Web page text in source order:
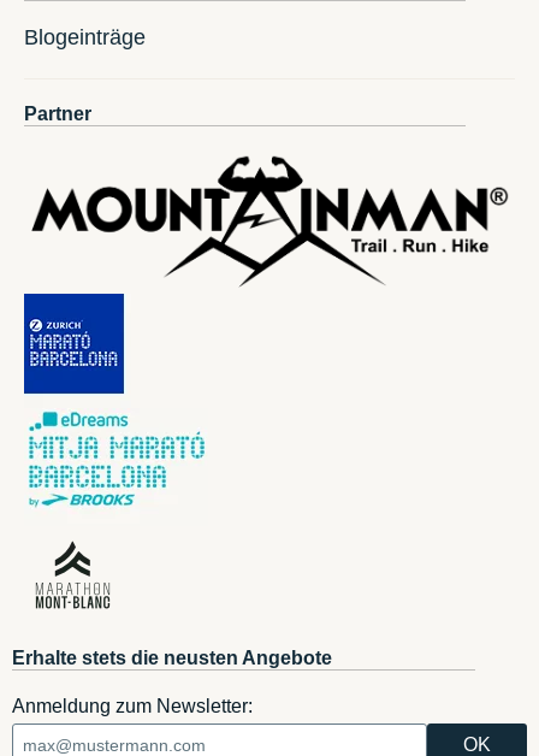
Blogeinträge
Partner
Erhalte stets die neusten Angebote
Anmeldung zum Newsletter: